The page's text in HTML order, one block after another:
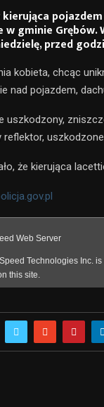
kierująca
w gminie
przed
kobieta, chcąc
nad pojazdem,
uszkodzony,
że kierująca